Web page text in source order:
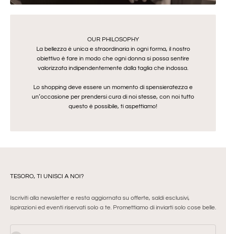
OUR PHILOSOPHY
La bellezza è unica e straordinaria in ogni forma, il nostro
obiettivo è fare in modo che ogni donna si possa sentire
valorizzata indipendentemente dalla taglia che indossa.
Lo shopping deve essere un momento di spensieratezza e
un’occasione per prendersi cura di noi stesse, con noi tutto
questo è possibile, ti aspettiamo!
TESORO, TI UNISCI A NOI?
Iscriviti alla newsletter e resta aggiornata su offerte, saldi esclusivi,
ispirazioni ed eventi riservati solo a te. Promettiamo di inviarti solo cose belle.